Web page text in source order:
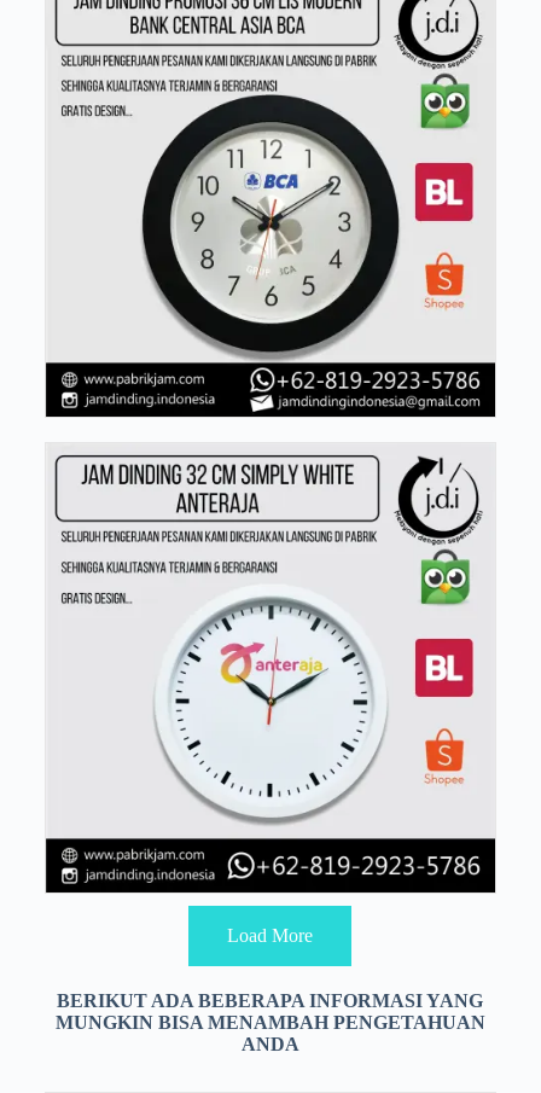
Load More
BERIKUT ADA BEBERAPA INFORMASI YANG
MUNGKIN BISA MENAMBAH PENGETAHUAN
ANDA